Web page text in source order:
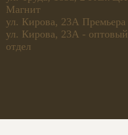
Магнит
ул. Кирова, 23А Премьера
ул. Кирова, 23А - оптовый
отдел